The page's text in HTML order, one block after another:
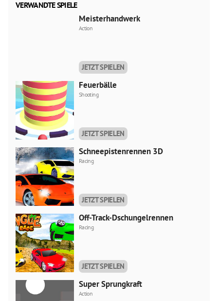
VERWANDTE SPIELE
Meisterhandwerk
Action
JETZT SPIELEN
Feuerbälle
Shooting
JETZT SPIELEN
Schneepistenrennen 3D
Racing
JETZT SPIELEN
Off-Track-Dschungelrennen
Racing
JETZT SPIELEN
Super Sprungkraft
Action